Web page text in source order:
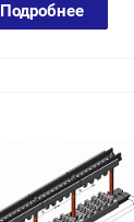
Подробнее